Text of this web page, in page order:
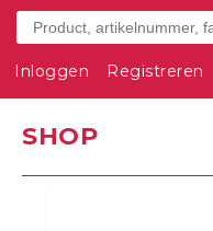
Inloggen Registreren
SHOP